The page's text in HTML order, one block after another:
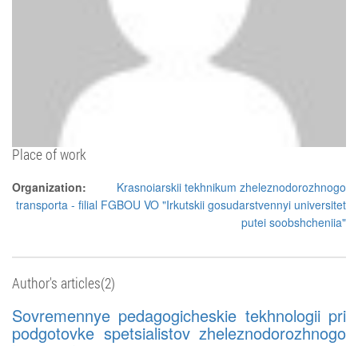
Place of work
Organization:
Krasnoiarskii tekhnikum zheleznodorozhnogo
transporta - filial FGBOU VO "Irkutskii gosudarstvennyi universitet
putei soobshcheniia"
Author's articles(2)
Sovremennye pedagogicheskie tekhnologii pri
podgotovke spetsialistov zheleznodorozhnogo